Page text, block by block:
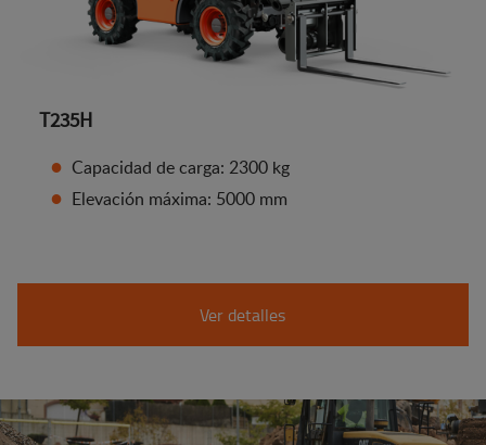
T235H
Capacidad de carga: 2300 kg
Elevación máxima: 5000 mm
Ver detalles